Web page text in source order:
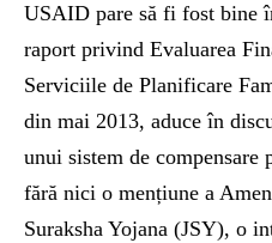
USAID pare să fi fost bine
raport privind Evaluarea
Serviciile de Planificare
din mai 2013, aduce în
unui sistem de
fără nici o mențiune a
Suraksha Yojana (JSY), o